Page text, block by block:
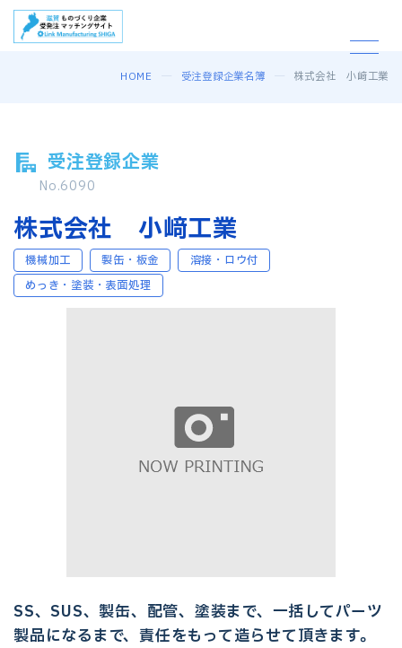
HOME 受注登録企業名簿 株式会社 小﨑工業
受注登録企業
No.6090
株式会社 小﨑工業
機械加工 製缶・板金
溶接・ロウ付
めっき・塗装・表面処理
SS、SUS、製缶、配管、塗装まで、一括してパーツ
製品になるまで、責任をもって造らせて頂きます。